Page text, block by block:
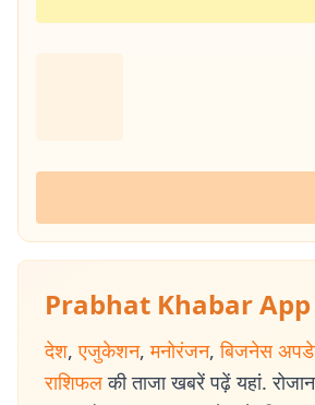
Prabhat Khabar App
देश, एजुकेशन, मनोरंजन, बिजनेस
राशिफल की ताजा खबरें पढ़ें यहां.